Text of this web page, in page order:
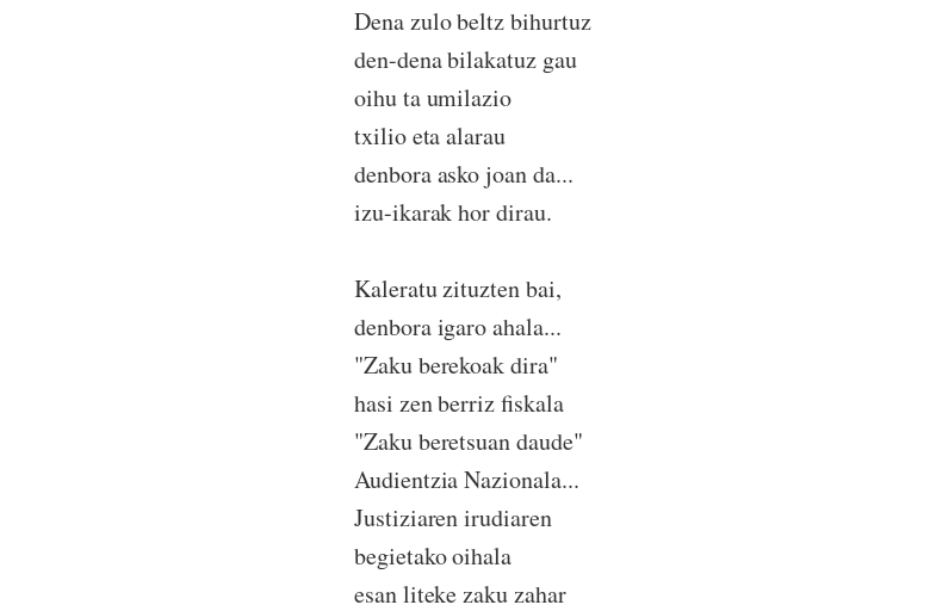
Dena zulo beltz bihurtuz
den-dena bilakatuz gau
oihu ta umilazio
txilio eta alarau
denbora asko joan da...
izu-ikarak hor dirau.
Kaleratu zituzten bai,
denbora igaro ahala...
"Zaku berekoak dira"
hasi zen berriz fiskala
"Zaku beretsuan daude"
Audientzia Nazionala...
Justiziaren irudiaren
begietako oihala
esan liteke zaku zahar